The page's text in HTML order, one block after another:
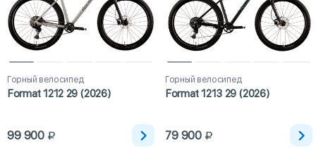
Горный велосипед
Format 1212 29 (2026)
99 900
Горный велосипед
Format 1213 29 (2026)
79 900